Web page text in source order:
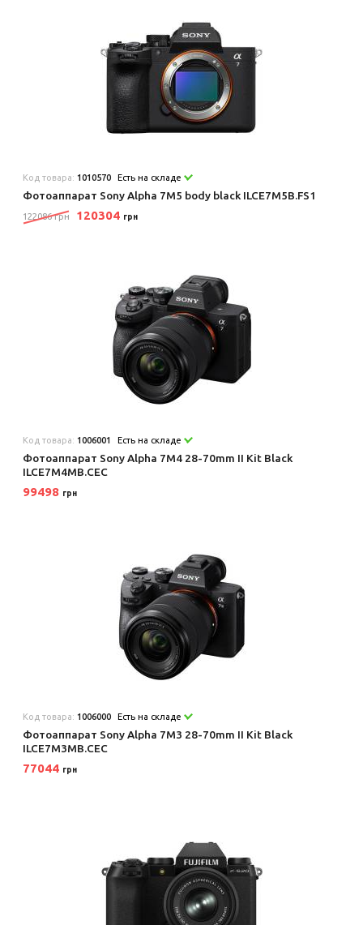
Код товара: 1010570 Есть на складе
Фотоаппарат Sony Alpha 7M5 body black ILCE7M5B.FS1
122086 грн 120304 грн
Код товара: 1006001 Есть на складе
Фотоаппарат Sony Alpha 7M4 28-70mm II Kit Black
ILCE7M4MB.CEC
99498 грн
Код товара: 1006000 Есть на складе
Фотоаппарат Sony Alpha 7M3 28-70mm II Kit Black
ILCE7M3MB.CEC
77044 грн